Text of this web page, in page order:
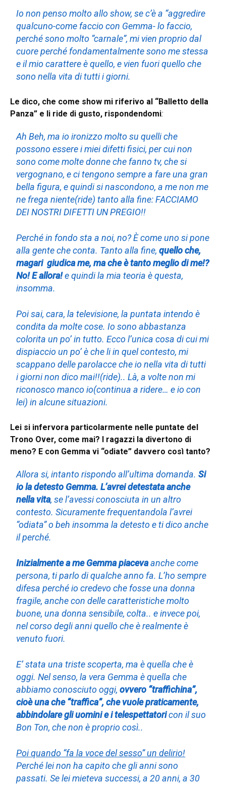
Io non penso molto allo show, se c’è a “aggredire
qualcuno-come faccio con Gemma- lo faccio,
perché sono molto “carnale”, mi vien proprio dal
cuore perché fondamentalmente sono me stessa
e il mio carattere è quello, e vien fuori quello che
sono nella vita di tutti i giorni.
Le dico, che come show mi riferivo al “Balletto della
Panza” e li ride di gusto, rispondendomi:
Ah Beh, ma io ironizzo molto su quelli che
possono essere i miei difetti fisici, per cui non
sono come molte donne che fanno tv, che si
vergognano, e ci tengono sempre a fare una gran
bella figura, e quindi si nascondono, a me non me
ne frega niente(ride) tanto alla fine: FACCIAMO
DEI NOSTRI DIFETTI UN PREGIO!!
Perché in fondo sta a noi, no? È come uno si pone
alla gente che conta. Tanto alla fine,quello che,
magari giudica me, ma che è tanto meglio di me!?
No! E allora!e quindi la mia teoria è questa,
insomma.
Poi sai, cara, la televisione, la puntata intendo è
condita da molte cose. Io sono abbastanza
colorita un po’ in tutto. Ecco l’unica cosa di cui mi
dispiaccio un po’ è che li in quel contesto, mi
scappano delle parolacce che io nella vita di tutti
i giorni non dico mai!!(ride).. Là, a volte non mi
riconosco manco io(continua a ridere… e io con
lei) in alcune situazioni.
Lei si infervora particolarmente nelle puntate del
Trono Over, come mai? I ragazzi la divertono di
meno? E con Gemma vi “odiate” davvero così tanto?
Allora si, intanto rispondo all’ultima domanda.Si
io la detesto Gemma. L’avrei detestata anche
nella vita, se l’avessi conosciuta in un altro
contesto. Sicuramente frequentandola l’avrei
“odiata” o beh insomma la detesto e ti dico anche
il perché.
Inizialmente a me Gemma piacevaanche come
persona, ti parlo di qualche anno fa. L’ho sempre
difesa perché io credevo che fosse una donna
fragile, anche con delle caratteristiche molto
buone, una donna sensibile, colta.. e invece poi,
nel corso degli anni quello che è realmente è
venuto fuori.
E’ stata una triste scoperta, ma è quella che è
oggi. Nel senso, la vera Gemma è quella che
abbiamo conosciuto oggi,ovvero “traffichina”,
cioè una che “traffica”, che vuole praticamente,
abbindolare gli uomini e i telespettatoricon il suo
Bon Ton, che non è proprio così..
Poi quando “fa la voce del sesso” un delirio!
Perché lei non ha capito che gli anni sono
passati. Se lei mieteva successi, a 20 anni, a 30